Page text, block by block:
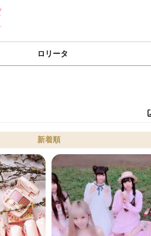
ロリータ
新着順